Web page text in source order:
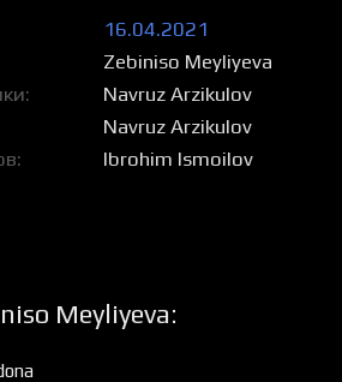
16.04.2021
Zebiniso Meyliyeva
Navruz Arzikulov
Navruz Arzikulov
Ibrohim Ismoilov
Meyliyeva: